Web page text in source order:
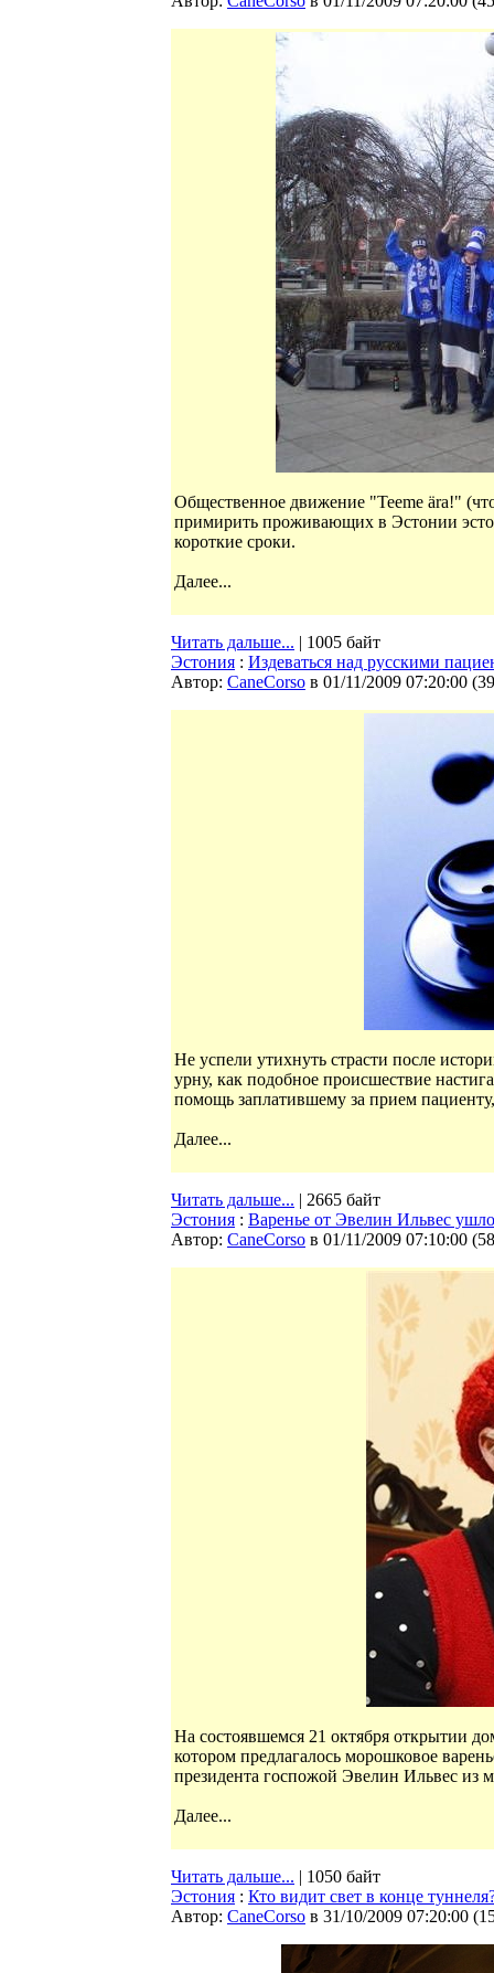
Общественное движение "Teeme ära!"
примирить проживающих в Эстонии
короткие сроки.
Далее...
Читать дальше... | 1005 байт
Эстония : Издеваться над русскими
Автор: CaneCorso в 01/11/2009 07:20:00 (
Не успели утихнуть страсти после
урну, как подобное происшествие
помощь заплатившему за прием
Далее...
Читать дальше... | 2665 байт
Эстония : Варенье от Эвелин Ильвес
Автор: CaneCorso в 01/11/2009 07:10:00 (
На состоявшемся 21 октября открытии
котором предлагалось морошковое
президента госпожой Эвелин Ильвес из
Далее...
Читать дальше... | 1050 байт
Эстония : Кто видит свет в конце
Автор: CaneCorso в 31/10/2009 07:20:00 (